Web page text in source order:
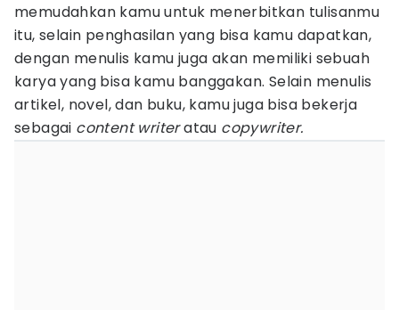
memudahkan kamu untuk menerbitkan tulisanmu
itu, selain penghasilan yang bisa kamu dapatkan,
dengan menulis kamu juga akan memiliki sebuah
karya yang bisa kamu banggakan. Selain menulis
artikel, novel, dan buku, kamu juga bisa bekerja
sebagai content writeratau copywriter.